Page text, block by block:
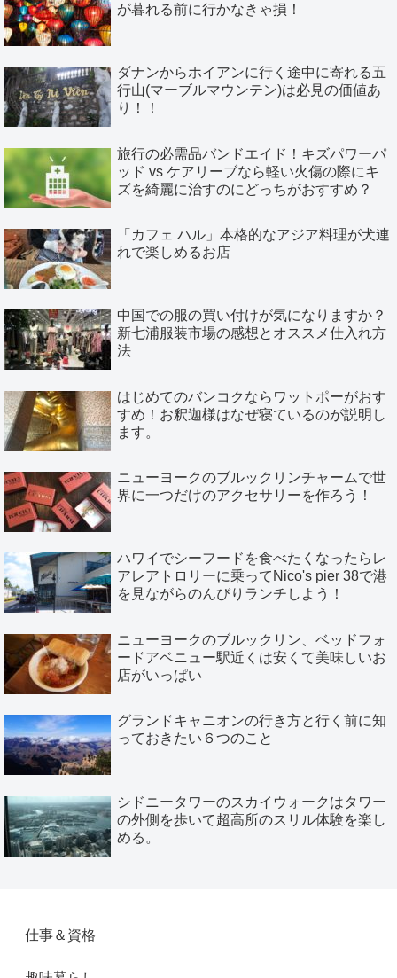
が暮れる前に行かなきゃ損！
ダナンからホイアンに行く途中に寄れる五
行山(マーブルマウンテン)は必見の価値あ
り！！
旅行の必需品バンドエイド！キズパワーパ
ッド vs ケアリーブなら軽い火傷の際にキ
ズを綺麗に治すのにどっちがおすすめ？
「カフェ ハル」本格的なアジア料理が犬連
れで楽しめるお店
中国での服の買い付けが気になりますか？
新七浦服装市場の感想とオススメ仕入れ方
法
はじめてのバンコクならワットポーがおす
すめ！お釈迦様はなぜ寝ているのが説明し
ます。
ニューヨークのブルックリンチャームで世
界に一つだけのアクセサリーを作ろう！
ハワイでシーフードを食べたくなったらレ
アレアトロリーに乗ってNico's pier 38で港
を見ながらのんびりランチしよう！
ニューヨークのブルックリン、ベッドフォ
ードアベニュー駅近くは安くて美味しいお
店がいっぱい
グランドキャニオンの行き方と行く前に知
っておきたい６つのこと
シドニータワーのスカイウォークはタワー
の外側を歩いて超高所のスリル体験を楽し
める。
仕事＆資格